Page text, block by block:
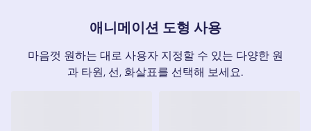
애니메이션 도형 사용
마음껏 원하는 대로 사용자 지정할 수 있는 다양한 원
과 타원, 선, 화살표를 선택해 보세요.